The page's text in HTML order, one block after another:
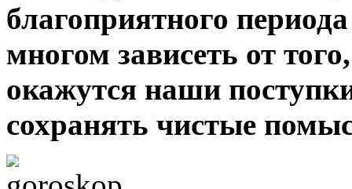
благоприятного
многом зависеть от
окажутся наши
сохранять чистые